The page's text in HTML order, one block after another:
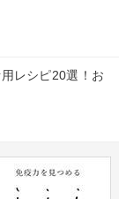
レシピ20選！お